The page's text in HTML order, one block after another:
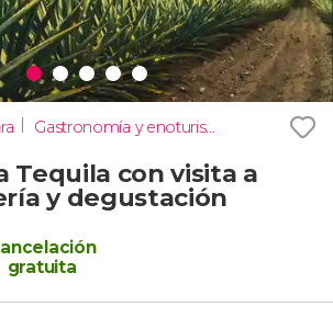
Gastronomía y enoturismo
Tequila con visita a
y degustación
gratuita